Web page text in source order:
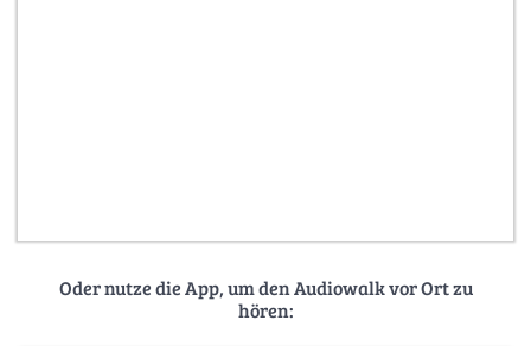
Oder nutze die App, um den Audiowalk vor Ort zu
hören: